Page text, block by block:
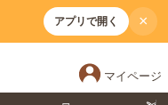
アプリで開く ×
マイページ